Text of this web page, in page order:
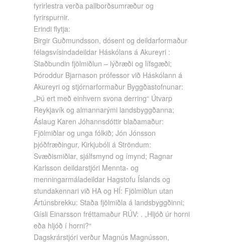
fyrirlestra verða pallborðsumræður og
fyrirspurnir.
Erindi flytja:
Birgir Guðmundsson, dósent og deildarformaður
félagsvísindadeildar Háskólans á Akureyri :
Staðbundin fjölmiðlun – lýðræði og lífsgæði;
Þóroddur Bjarnason prófessor við Háskólann á
Akureyri og stjórnarformaður Byggðastofnunar:
„Þú ert með einhvern svona derring“ Útvarp
Reykjavík og almannarými landsbyggðanna;
Áslaug Karen Jóhannsdóttir blaðamaður:
Fjölmiðlar og unga fólkið; Jón Jónsson
þjóðfræðingur, Kirkjubóli á Ströndum:
Svæðismiðlar, sjálfsmynd og ímynd; Ragnar
Karlsson deildarstjóri Mennta- og
menningarmáladeildar Hagstofu Íslands og
stundakennari við HA og HÍ: Fjölmiðlun utan
Ártúnsbrekku: Staða fjölmiðla á landsbyggðinni;
Gísli Einarsson fréttamaður RÚV: . „Hljóð úr horni
eða hljóð í horni?“
Dagskrárstjóri verður Magnús Magnússon,